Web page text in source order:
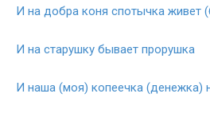
И на добра коня спотычка живет
И на старушку бывает прорушка
И наша (моя) копеечка (денежка)